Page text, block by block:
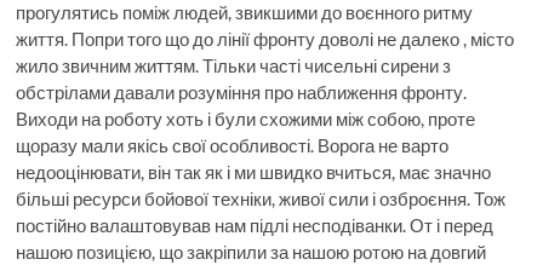
прогулятись поміж людей, звикшими до воєнного ритму
життя. Попри того що до лінії фронту доволі не далеко , місто
жило звичним життям. Тільки часті чисельні сирени з
обстрілами давали розуміння про наближення фронту.
Виходи на роботу хоть і були схожими між собою, проте
щоразу мали якісь свої особливості. Ворога не варто
недооцінювати, він так як і ми швидко вчиться, має значно
більші ресурси бойової техніки, живої сили і озброєння. Тож
постійно валаштовував нам підлі несподіванки. От і перед
нашою позицією, що закріпили за нашою ротою на довгий